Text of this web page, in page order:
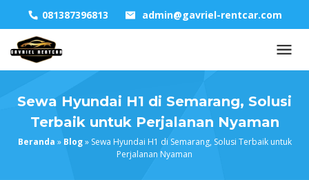
content
081387396813 admin@gavriel-rentcar.com
Sewa Hyundai H1 di Semarang, Solusi
Terbaik untuk Perjalanan Nyaman
Beranda » Blog» Sewa Hyundai H1 di Semarang, Solusi Terbaik untuk
Perjalanan Nyaman